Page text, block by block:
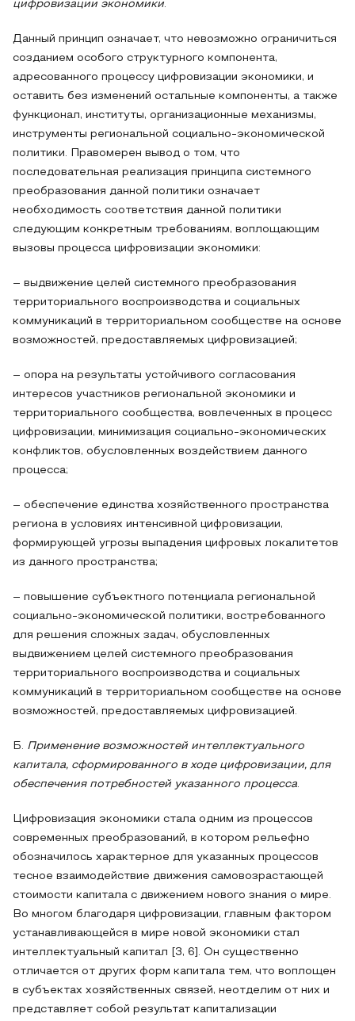
цифровизации экономики.
Данный принцип означает, что невозможно ограничиться
созданием особого структурного компонента,
адресованного процессу цифровизации экономики, и
оставить без изменений остальные компоненты, а также
функционал, институты, организационные механизмы,
инструменты региональной социально-экономической
политики. Правомерен вывод о том, что
последовательная реализация принципа системного
преобразования данной политики означает
необходимость соответствия данной политики
следующим конкретным требованиям, воплощающим
вызовы процесса цифровизации экономики:
– выдвижение целей системного преобразования
территориального воспроизводства и социальных
коммуникаций в территориальном сообществе на основе
возможностей, предоставляемых цифровизацией;
– опора на результаты устойчивого согласования
интересов участников региональной экономики и
территориального сообщества, вовлеченных в процесс
цифровизации, минимизация социально-экономических
конфликтов, обусловленных воздействием данного
процесса;
– обеспечение единства хозяйственного пространства
региона в условиях интенсивной цифровизации,
формирующей угрозы выпадения цифровых локалитетов
из данного пространства;
– повышение субъектного потенциала региональной
социально-экономической политики, востребованного
для решения сложных задач, обусловленных
выдвижением целей системного преобразования
территориального воспроизводства и социальных
коммуникаций в территориальном сообществе на основе
возможностей, предоставляемых цифровизацией.
Б. Применение возможностей интеллектуального
капитала, сформированного в ходе цифровизации, для
обеспечения потребностей указанного процесса.
Цифровизация экономики стала одним из процессов
современных преобразований, в котором рельефно
обозначилось характерное для указанных процессов
тесное взаимодействие движения самовозрастающей
стоимости капитала с движением нового знания о мире.
Во многом благодаря цифровизации, главным фактором
устанавливающейся в мире новой экономики стал
интеллектуальный капитал [3, 6]. Он существенно
отличается от других форм капитала тем, что воплощен
в субъектах хозяйственных связей, неотделим от них и
представляет собой результат капитализации